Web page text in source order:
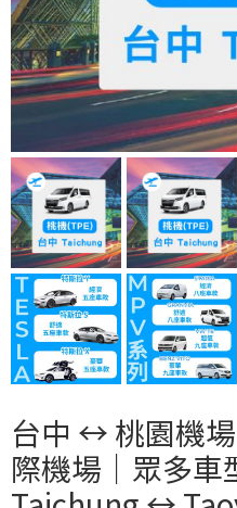
台中 ↔︎ 桃園機
際機場｜眾多車